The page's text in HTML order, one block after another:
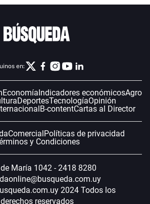
en:
Economía Indicadores económicosAgro
DeportesTecnologíaOpinión
B-contentCartas al Director
Comercial Políticas de privacidad
y Condiciones
María 1042 - 2418 8280
2024 Todos los
derechos reservados